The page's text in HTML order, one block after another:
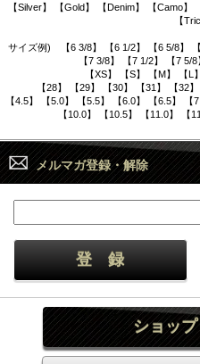
【Silver】 【Gold】 【Denim】 【Camo】
【
サイズ例) 【6 3/8】 【6 1/2】 【6 5/8】
【7 3/8】 【7 1/2】 【7 5/
【XS】 【S】 【M】 【L
【28】 【29】 【30】 【31】 【32
【4.5】 【5.0】 【5.5】 【6.0】 【6.5】 【
【10.0】 【10.5】 【11.0】 【
メルマガ登録・解除
ショッ